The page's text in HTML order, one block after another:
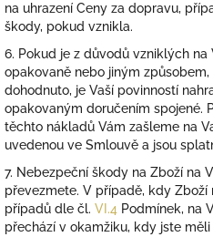
na uhrazení Ceny za dopravu,
škody, pokud vznikla.
6. Pokud je z důvodů vzniklých
opakovaně nebo jiným
dohodnuto, je Vaší povinností
opakovaným doručením spojené.
těchto nákladů Vám zašleme na
uvedenou ve Smlouvě a jsou
7. Nebezpeční škody na Zboží na
převezmete. V případě, kdy
případů dle čl. VI.4 Podmínek, na
přechází v okamžiku, kdy jste